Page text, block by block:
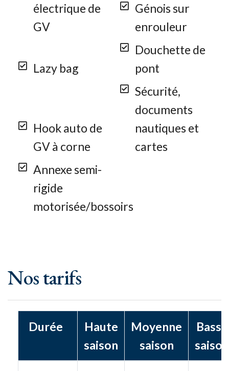
électrique de
GV
Génois sur
enrouleur
Lazy bag
Douchette de
pont
Hook auto de
GV à corne
Sécurité,
documents
nautiques et
cartes
Annexe semi-
rigide
motorisée/bossoirs
Nos tarifs
Durée
Haute
saison
Moyenne
saison
Basse
saison